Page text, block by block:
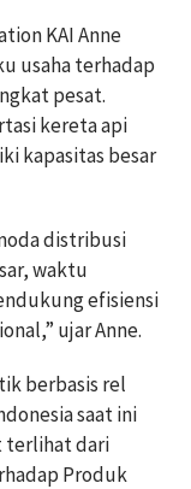
KAI Anne
usaha terhadap
pesat.
kereta api
kapasitas besar
distribusi
waktu
efisiensi
ujar Anne.
berbasis rel
saat ini
terlihat dari
Produk